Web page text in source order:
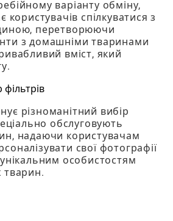
варіанту обміну,
користувачів спілкуватися з
перетворюючи
з домашніми тваринами
вміст, який
різноманітний вибір
обслуговують
надаючи користувачам
свої фотографії
унікальним особистостям
тварин.